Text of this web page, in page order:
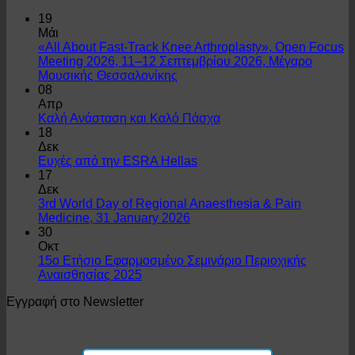
19
Μάι
«All About Fast-Track Knee Arthroplasty», Open Focus
Meeting 2026, 11–12 Σεπτεμβρίου 2026, Μέγαρο
Μουσικής Θεσσαλονίκης
08
Απρ
Καλή Ανάσταση και Καλό Πάσχα
18
Δεκ
Ευχές από την ESRA Hellas
17
Δεκ
3rd World Day of Regional Anaesthesia & Pain
Medicine, 31 January 2026
30
Οκτ
15ο Ετήσιο Εφαρμοσμένο Σεμινάριο Περιοχικής
Αναισθησίας 2025
Εγγραφή στο Newsletter